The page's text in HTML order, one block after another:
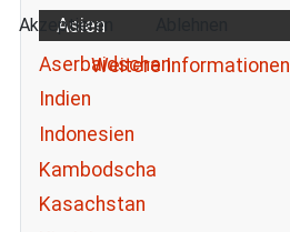
Asien
Aserbaidschan
Indien
Indonesien
Kambodscha
Kasachstan
Akzeptieren
Weitere Informationen